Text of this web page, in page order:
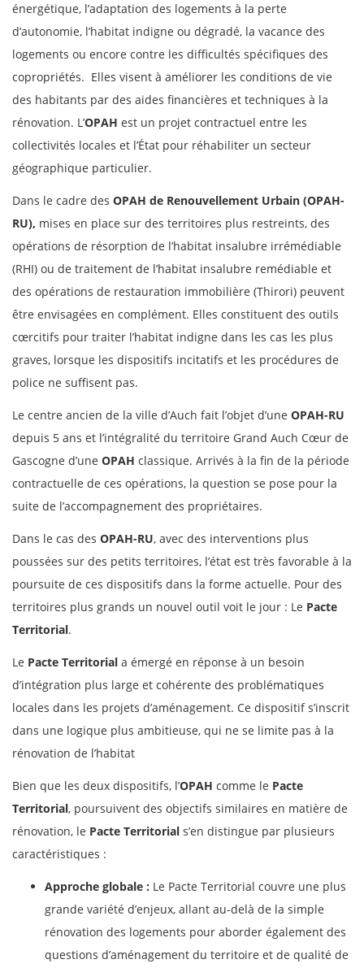
énergétique, l’adaptation des logements à la perte
d’autonomie, l’habitat indigne ou dégradé, la vacance des
logements ou encore contre les difficultés spécifiques des
copropriétés. Elles visent à améliorer les conditions de vie
des habitants par des aides financières et techniques à la
rénovation. L’OPAH est un projet contractuel entre les
collectivités locales et l’État pour réhabiliter un secteur
géographique particulier.
Dans le cadre des OPAH de Renouvellement Urbain (OPAH-
RU), mises en place sur des territoires plus restreints, des
opérations de résorption de l’habitat insalubre irrémédiable
(RHI) ou de traitement de l’habitat insalubre remédiable et
des opérations de restauration immobilière (Thirori) peuvent
être envisagées en complément. Elles constituent des outils
cœrcitifs pour traiter l’habitat indigne dans les cas les plus
graves, lorsque les dispositifs incitatifs et les procédures de
police ne suffisent pas.
Le centre ancien de la ville d’Auch fait l’objet d’une OPAH-RU
depuis 5 ans et l’intégralité du territoire Grand Auch Cœur de
Gascogne d’une OPAH classique. Arrivés à la fin de la période
contractuelle de ces opérations, la question se pose pour la
suite de l’accompagnement des propriétaires.
Dans le cas des OPAH-RU, avec des interventions plus
poussées sur des petits territoires, l’état est très favorable à la
poursuite de ces dispositifs dans la forme actuelle. Pour des
territoires plus grands un nouvel outil voit le jour : Le Pacte
Territorial.
Le Pacte Territorial a émergé en réponse à un besoin
d’intégration plus large et cohérente des problématiques
locales dans les projets d’aménagement. Ce dispositif s’inscrit
dans une logique plus ambitieuse, qui ne se limite pas à la
rénovation de l’habitat
Bien que les deux dispositifs, l’OPAH comme le Pacte
Territorial, poursuivent des objectifs similaires en matière de
rénovation, le Pacte Territorial s’en distingue par plusieurs
caractéristiques :
Approche globale : Le Pacte Territorial couvre une plus
grande variété d’enjeux, allant au-delà de la simple
rénovation des logements pour aborder également des
questions d’aménagement du territoire et de qualité de